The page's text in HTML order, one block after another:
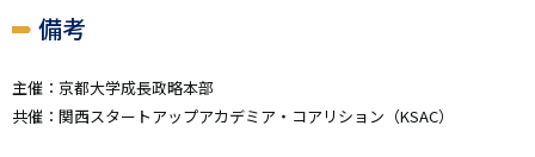
備考
主催：京都大学成長政略本部
共催：関西スタートアップアカデミア・コアリション（KSAC）